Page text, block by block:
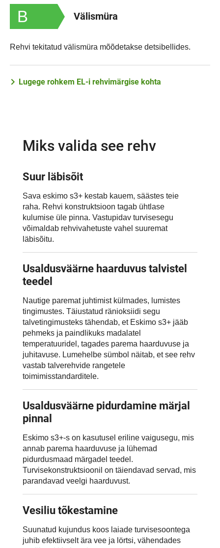
B Välismüra
Rehvi tekitatud välismüra mõõdetakse detsibellides.
Lugege rohkem EL-i rehvimärgise kohta
Miks valida see rehv
Suur läbisõit
Sava eskimo s3+ kestab kauem, säästes teie
raha. Rehvi konstruktsioon tagab ühtlase
kulumise üle pinna. Vastupidav turvisesegu
võimaldab rehvivahetuste vahel suuremat
läbisõitu.
Usaldusväärne haarduvus talvistel
teedel
Nautige paremat juhtimist külmades, lumistes
tingimustes. Täiustatud ränioksiidi segu
talvetingimusteks tähendab, et Eskimo s3+ jääb
pehmeks ja paindlikuks madalatel
temperatuuridel, tagades parema haarduvuse ja
juhitavuse. Lumehelbe sümbol näitab, et see rehv
vastab talverehvide rangetele
toimimisstandarditele.
Usaldusväärne pidurdamine märjal
pinnal
Eskimo s3+-s on kasutusel eriline vaigusegu, mis
annab parema haarduvuse ja lühemad
pidurdusmaad märgadel teedel.
Turvisekonstruktsioonil on täiendavad servad, mis
parandavad veelgi haarduvust.
Vesiliu tõkestamine
Suunatud kujundus koos laiade turvisesoontega
juhib efektiivselt ära vee ja lörtsi, vähendades